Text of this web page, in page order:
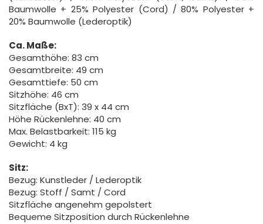
Baumwolle + 25% Polyester (Cord) / 80% Polyester +
20% Baumwolle (Lederoptik)
Ca. Maße:
Gesamthöhe: 83 cm
Gesamtbreite: 49 cm
Gesamttiefe: 50 cm
Sitzhöhe: 46 cm
Sitzfläche (BxT): 39 x 44 cm
Höhe Rückenlehne: 40 cm
Max. Belastbarkeit: 115 kg
Gewicht: 4 kg
Sitz:
Bezug: Kunstleder / Lederoptik
Bezug: Stoff / Samt / Cord
Sitzfläche angenehm gepolstert
Bequeme Sitzposition durch Rückenlehne